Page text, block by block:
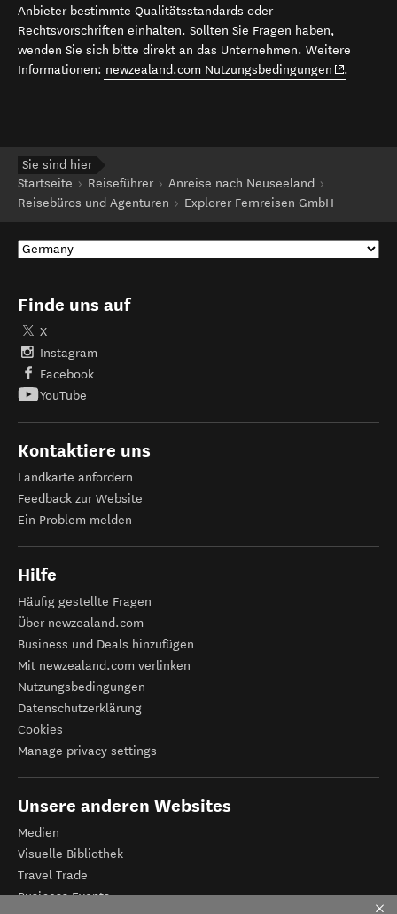
Anbieter bestimmte Qualitätsstandards oder
Rechtsvorschriften einhalten. Sollten Sie Fragen haben,
wenden Sie sich bitte direkt an das Unternehmen. Weitere
Informationen: newzealand.com Nutzungsbedingungen (opens in
.
Sie sind hier
Startseite
Reiseführer
Anreise nach Neuseeland
Reisebüros und Agenturen
Explorer Fernreisen GmbH
Finde uns auf
X
Instagram
Facebook
YouTube
Kontaktiere uns
Landkarte anfordern
Feedback zur Website
Ein Problem melden
Hilfe
Häufig gestellte Fragen
Über newzealand.com
Business und Deals hinzufügen
Mit newzealand.com verlinken
Nutzungsbedingungen
Datenschutzerklärung
Cookies
Manage privacy settings
Unsere anderen Websites
Medien
Visuelle Bibliothek
Travel Trade
Business Events